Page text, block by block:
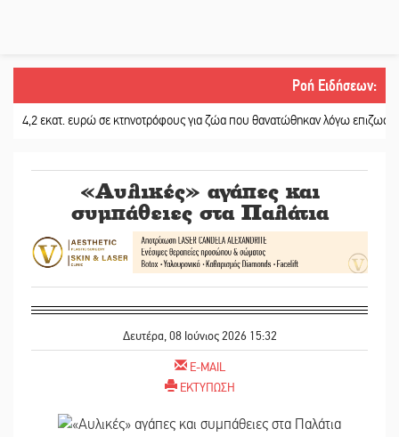
Ροή Ειδήσεων:
ευρώ σε κτηνοτρόφους για ζώα που θανατώθηκαν λόγω επιζωοτιών ||
«Αυλικές» αγάπες και
συμπάθειες στα Παλάτια
Δευτέρα, 08 Ιούνιος 2026 15:32
E-MAIL
ΕΚΤΥΠΩΣΗ